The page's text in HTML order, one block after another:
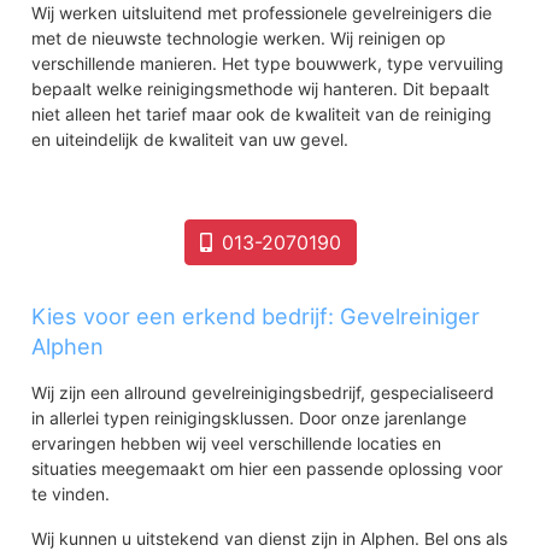
Wij werken uitsluitend met professionele gevelreinigers die
met de nieuwste technologie werken. Wij reinigen op
verschillende manieren. Het type bouwwerk, type vervuiling
bepaalt welke reinigingsmethode wij hanteren. Dit bepaalt
niet alleen het tarief maar ook de kwaliteit van de reiniging
en uiteindelijk de kwaliteit van uw gevel.
013-2070190
Kies voor een erkend bedrijf: Gevelreiniger
Alphen
Wij zijn een allround gevelreinigingsbedrijf, gespecialiseerd
in allerlei typen reinigingsklussen. Door onze jarenlange
ervaringen hebben wij veel verschillende locaties en
situaties meegemaakt om hier een passende oplossing voor
te vinden.
Wij kunnen u uitstekend van dienst zijn in Alphen. Bel ons als